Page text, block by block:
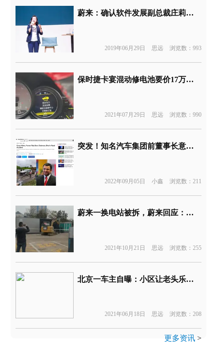
蔚来：确认软件发展副总裁庄莉离职，目前已交接工作
2019年06月29日 思远 浏览数：993
保时捷卡宴混动修电池要价17万，保时捷卡宴插混车主：供了个爹
2021年07月29日 思远 浏览数：990
突发！知名汽车集团前董事长意外去世
2022年09月05日 小鑫 浏览数：211
蔚来一换电站被拆，蔚来回应：将优化充换电站选址
2021年10月21日 思远 浏览数：255
北京一车主自曝：小区让老头乐充电，却不让特斯拉充电
2021年06月18日 思远 浏览数：208
更多资讯>